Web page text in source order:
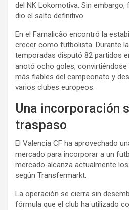
del NK Lokomotiva. Sin embargo,
dio el salto definitivo.
En el Famalicão encontró la
crecer como futbolista. Durante
temporadas disputó 82 partidos
anotó ocho goles,
más fiables del campeonato y
varios clubes europeos.
Una incorporación
traspaso
El Valencia CF ha aprovechado
mercado para incorporar a un
mercado alcanza actualmente
según Transfermarkt.
La operación se cierra sin
fórmula que el club ha utilizado